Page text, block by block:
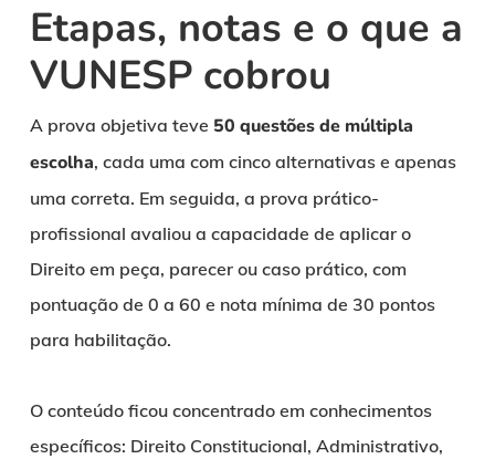
Etapas, notas e o que a
VUNESP cobrou
A prova objetiva teve 50 questões de múltipla
escolha, cada uma com cinco alternativas e apenas
uma correta. Em seguida, a prova prático-
profissional avaliou a capacidade de aplicar o
Direito em peça, parecer ou caso prático, com
pontuação de 0 a 60 e nota mínima de 30 pontos
para habilitação.
O conteúdo ficou concentrado em conhecimentos
específicos: Direito Constitucional, Administrativo,